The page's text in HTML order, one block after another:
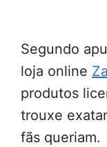
Segundo
loja online
produtos
trouxe
fãs queriam.